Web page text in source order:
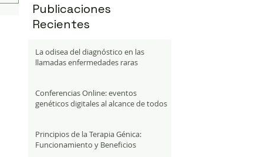
Publicaciones
Recientes
La odisea del diagnóstico en las
llamadas enfermedades raras
Conferencias Online: eventos
genéticos digitales al alcance de todos
Principios de la Terapia Génica:
Funcionamiento y Beneficios